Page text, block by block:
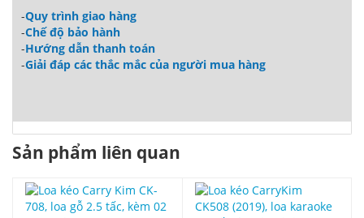
-Quy trình giao hàng
-Chế độ bảo hành
-Hướng dẫn thanh toán
-Giải đáp các thắc mắc của người mua hàng
Sản phẩm liên quan